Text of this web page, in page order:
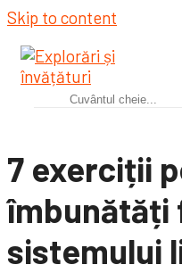
Skip to content
7 exerciții
îmbunătăți
sistemului